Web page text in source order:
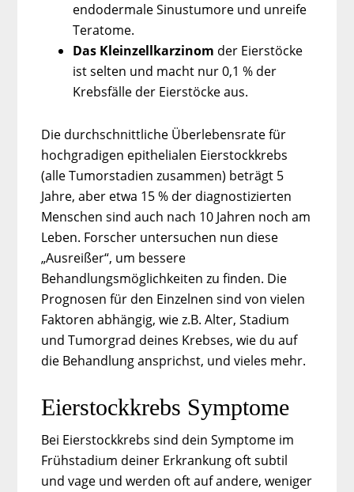
endodermale Sinustumore und unreife
Teratome.
Das Kleinzellkarzinom der Eierstöcke
ist selten und macht nur 0,1 % der
Krebsfälle der Eierstöcke aus.
Die durchschnittliche Überlebensrate für
hochgradigen epithelialen Eierstockkrebs
(alle Tumorstadien zusammen) beträgt 5
Jahre, aber etwa 15 % der diagnostizierten
Menschen sind auch nach 10 Jahren noch am
Leben. Forscher untersuchen nun diese
„Ausreißer“, um bessere
Behandlungsmöglichkeiten zu finden. Die
Prognosen für den Einzelnen sind von vielen
Faktoren abhängig, wie z.B. Alter, Stadium
und Tumorgrad deines Krebses, wie du auf
die Behandlung ansprichst, und vieles mehr.
Eierstockkrebs Symptome
Bei Eierstockkrebs sind dein Symptome im
Frühstadium deiner Erkrankung oft subtil
und vage und werden oft auf andere, weniger